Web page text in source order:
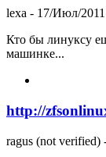
lexa - 17/Июл/
Кто бы линуксу
машинке...
http://
ragus (not verified)